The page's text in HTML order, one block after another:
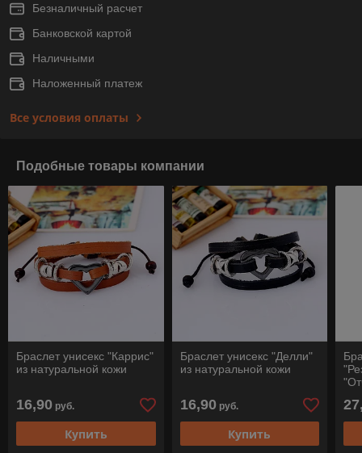
Безналичный расчет
Банковской картой
Наличными
Наложенный платеж
Все условия оплаты
Подобные товары компании
Браслет унисекс "Каррис"
из натуральной кожи
16,90 руб.
Купить
Браслет унисекс "Делли"
из натуральной кожи
16,90 руб.
Купить